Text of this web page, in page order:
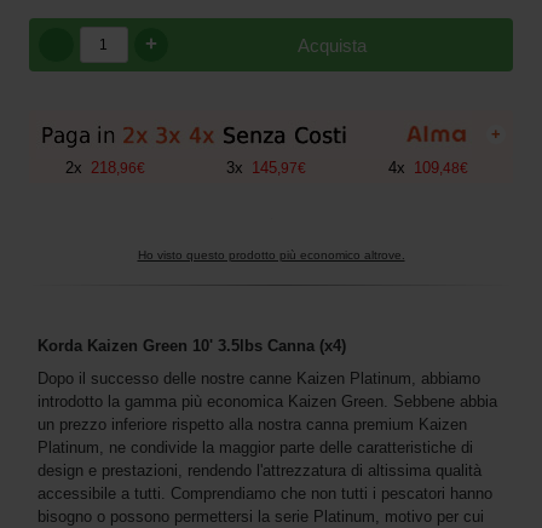
Acquista
+
+
2x 218,96€ 3x 145,97€ 4x 109,48€
Ho visto questo prodotto più economico altrove.
Korda Kaizen Green 10' 3.5lbs Canna (x4)
Dopo il successo delle nostre canne Kaizen Platinum, abbiamo
introdotto la gamma più economica Kaizen Green. Sebbene abbia
un prezzo inferiore rispetto alla nostra canna premium Kaizen
Platinum, ne condivide la maggior parte delle caratteristiche di
design e prestazioni, rendendo l'attrezzatura di altissima qualità
accessibile a tutti. Comprendiamo che non tutti i pescatori hanno
bisogno o possono permettersi la serie Platinum, motivo per cui